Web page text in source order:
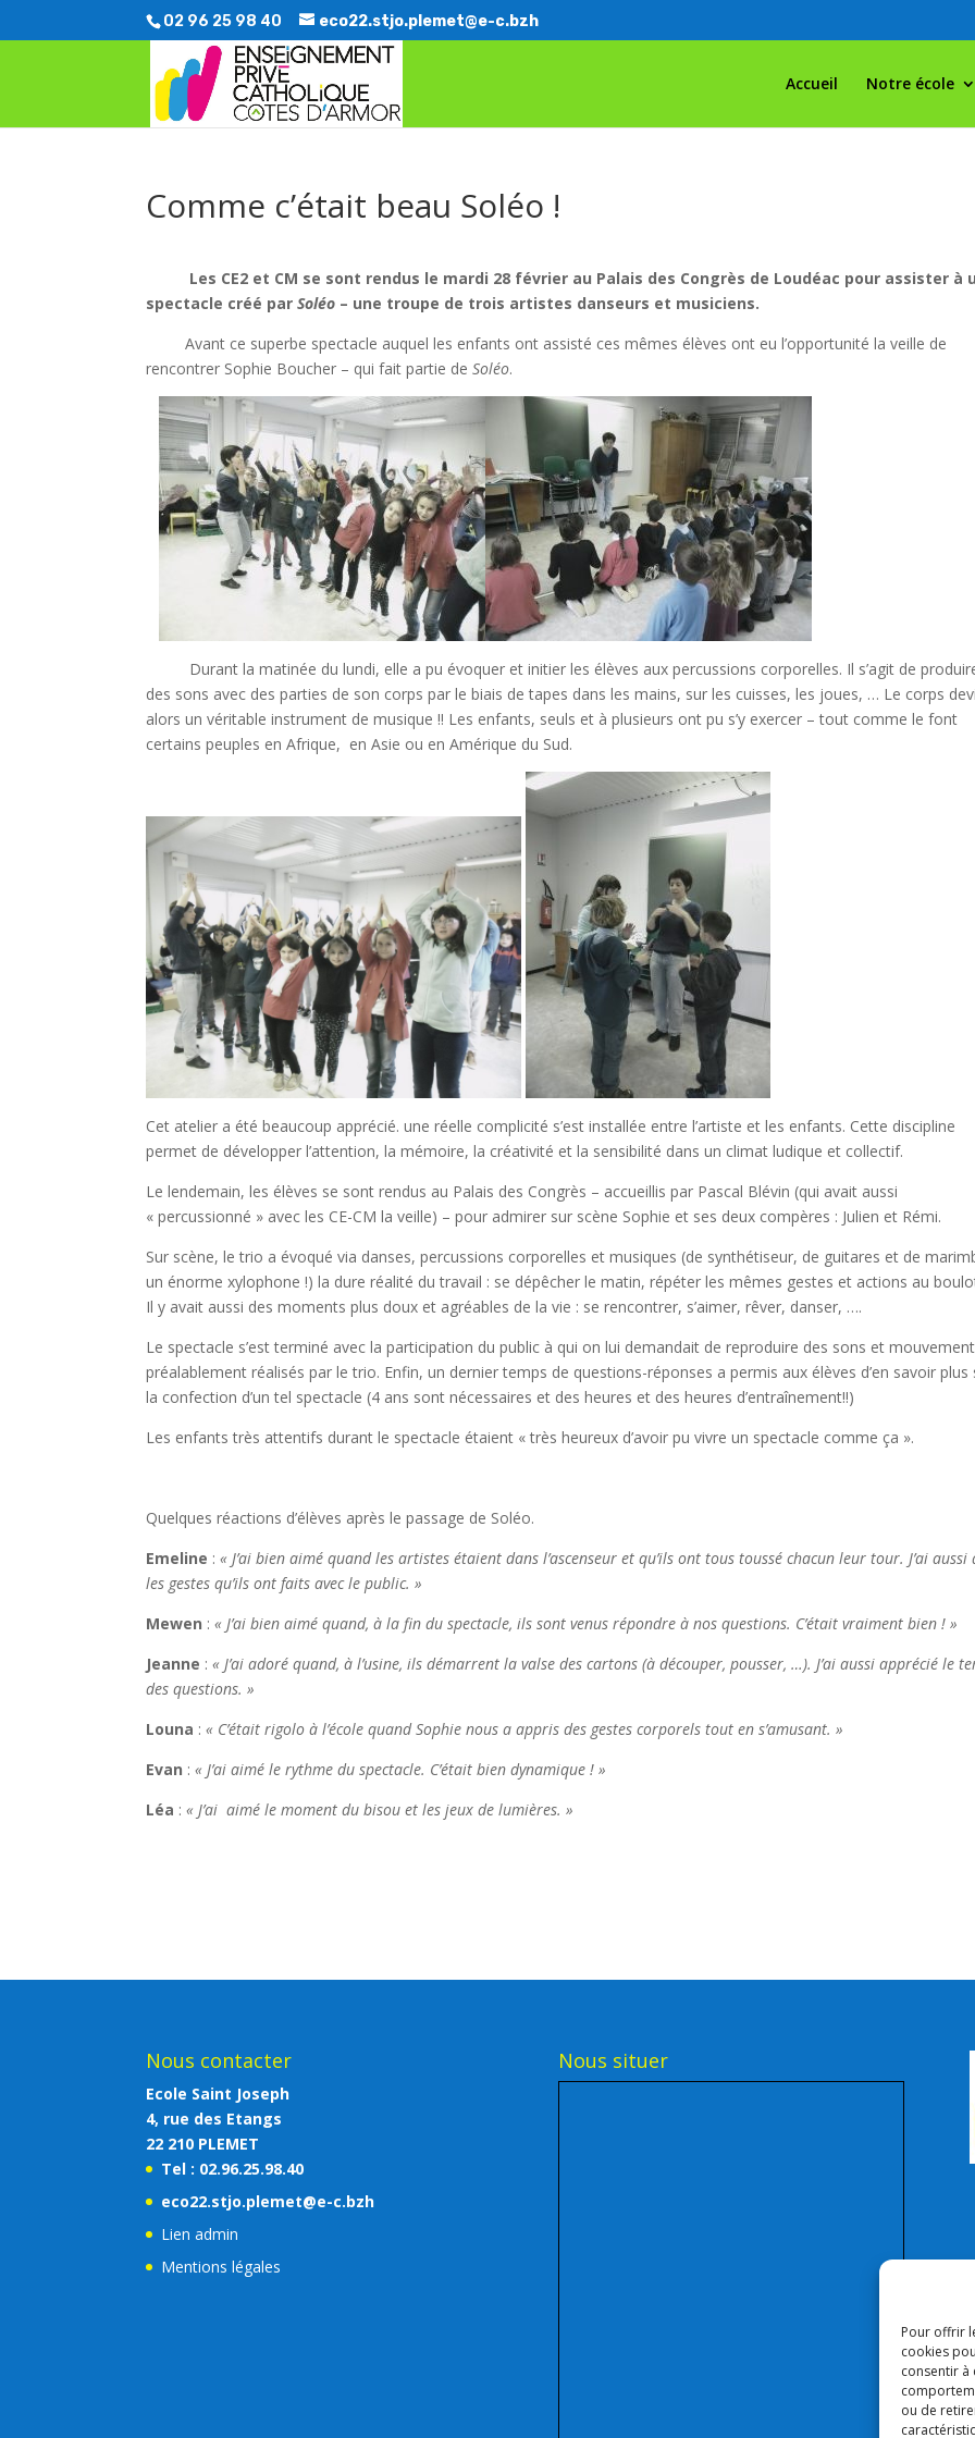
Pour offrir
cookies
consentir à
ou de
02 96 25 98 40 eco22.stjo.plemet@e-c.bzh
Accueil Notre école
Comme c’était beau Soléo !
Les CE2 et CM se sont rendus le mardi 28 février au Palais des Congrès de Loudéac pour assister à
spectacle créé parSoléo – une troupe de trois artistes danseurs et musiciens.
Avant ce superbe spectacle auquel les enfants ont assisté ces mêmes élèves ont eu l’opportunité la veille de
rencontrer Sophie Boucher – qui fait partie deSoléo.
Durant la matinée du lundi, elle a pu évoquer et initier les élèves aux percussions corporelles. Il s’agit de
des sons avec des parties de son corps par le biais de tapes dans les mains, sur les cuisses, les joues, … Le corps
alors un véritable instrument de musique !! Les enfants, seuls et à plusieurs ont pu s’y exercer – tout comme le font
certains peuples en Afrique, en Asie ou en Amérique du Sud.
Cet atelier a été beaucoup apprécié. une réelle complicité s’est installée entre l’artiste et les enfants. Cette discipline
permet de développer l’attention, la mémoire, la créativité et la sensibilité dans un climat ludique et collectif.
Le lendemain, les élèves se sont rendus au Palais des Congrès – accueillis par Pascal Blévin (qui avait aussi
« percussionné » avec les CE-CM la veille) – pour admirer sur scène Sophie et ses deux compères : Julien et Rémi.
Sur scène, le trio a évoqué via danses, percussions corporelles et musiques (de synthétiseur, de guitares et de
un énorme xylophone !) la dure réalité du travail : se dépêcher le matin, répéter les mêmes gestes et actions au
Il y avait aussi des moments plus doux et agréables de la vie : se rencontrer, s’aimer, rêver, danser, ….
Le spectacle s’est terminé avec la participation du public à qui on lui demandait de reproduire des sons et
préalablement réalisés par le trio. Enfin, un dernier temps de questions-réponses a permis aux élèves d’en savoir plus
la confection d’un tel spectacle (4 ans sont nécessaires et des heures et des heures d’entraînement!!)
Les enfants très attentifs durant le spectacle étaient « très heureux d’avoir pu vivre un spectacle comme ça ».
Quelques réactions d’élèves après le passage de Soléo.
Emeline : « J’ai bien aimé quand les artistes étaient dans l’ascenseur et qu’ils ont tous toussé chacun leur tour. J’ai aussi
les gestes qu’ils ont faits avec le public. »
Mewen : « J’ai bien aimé quand, à la fin du spectacle, ils sont venus répondre à nos questions. C’était vraiment bien ! »
Jeanne : « J’ai adoré quand, à l’usine, ils démarrent la valse des cartons (à découper, pousser, …). J’ai aussi apprécié le
des questions. »
Louna : « C’était rigolo à l’école quand Sophie nous a appris des gestes corporels tout en s’amusant. »
Evan : « J’ai aimé le rythme du spectacle. C’était bien dynamique ! »
Léa : « J’ai aimé le moment du bisou et les jeux de lumières. »
Nous contacter
Ecole Saint Joseph
4, rue des Etangs
22 210 PLEMET
Tel : 02.96.25.98.40
eco22.stjo.plemet@e-c.bzh
Lien admin
Mentions légales
Nous situer